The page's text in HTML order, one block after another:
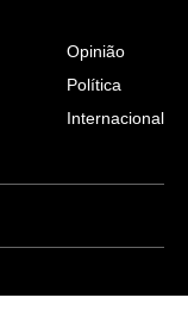
Opinião
Política
Internacional